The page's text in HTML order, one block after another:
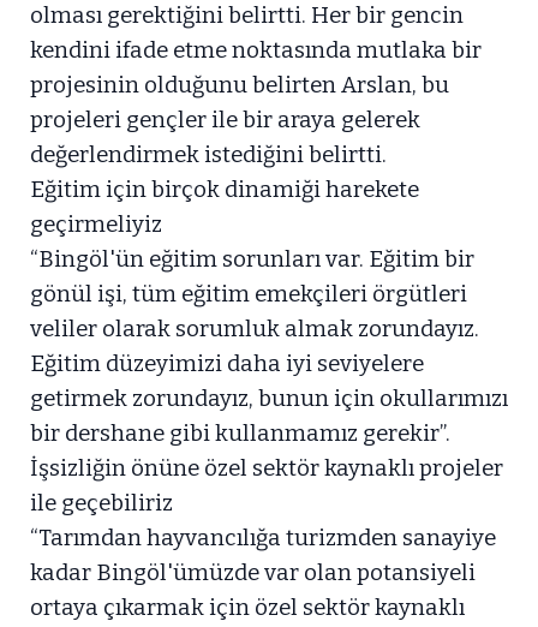
olması gerektiğini belirtti. Her bir gencin
kendini ifade etme noktasında mutlaka bir
projesinin olduğunu belirten Arslan, bu
projeleri gençler ile bir araya gelerek
değerlendirmek istediğini belirtti.
Eğitim için birçok dinamiği harekete
geçirmeliyiz
“Bingöl'ün eğitim sorunları var. Eğitim bir
gönül işi, tüm eğitim emekçileri örgütleri
veliler olarak sorumluk almak zorundayız.
Eğitim düzeyimizi daha iyi seviyelere
getirmek zorundayız, bunun için okullarımızı
bir dershane gibi kullanmamız gerekir”.
İşsizliğin önüne özel sektör kaynaklı projeler
ile geçebiliriz
“Tarımdan hayvancılığa turizmden sanayiye
kadar Bingöl'ümüzde var olan potansiyeli
ortaya çıkarmak için özel sektör kaynaklı